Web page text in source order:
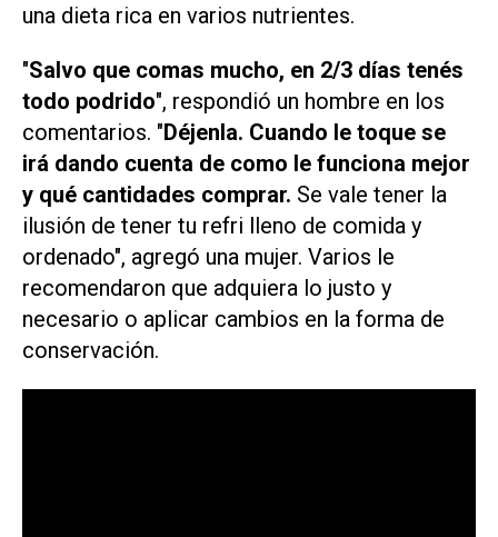
una dieta rica en varios nutrientes.
"Salvo que comas mucho, en 2/3 días tenés
todo podrido", respondió un hombre en los
comentarios. "Déjenla. Cuando le toque se
irá dando cuenta de como le funciona mejor
y qué cantidades comprar. Se vale tener la
ilusión de tener tu refri lleno de comida y
ordenado", agregó una mujer. Varios le
recomendaron que adquiera lo justo y
necesario o aplicar cambios en la forma de
conservación.